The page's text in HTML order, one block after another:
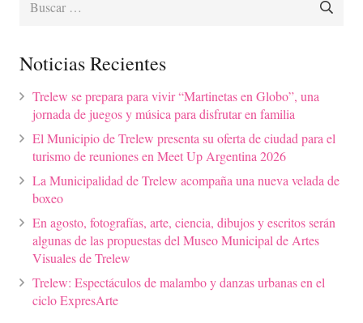
Noticias Recientes
Trelew se prepara para vivir “Martinetas en Globo”, una
jornada de juegos y música para disfrutar en familia
El Municipio de Trelew presenta su oferta de ciudad para el
turismo de reuniones en Meet Up Argentina 2026
La Municipalidad de Trelew acompaña una nueva velada de
boxeo
En agosto, fotografías, arte, ciencia, dibujos y escritos serán
algunas de las propuestas del Museo Municipal de Artes
Visuales de Trelew
Trelew: Espectáculos de malambo y danzas urbanas en el
ciclo ExpresArte